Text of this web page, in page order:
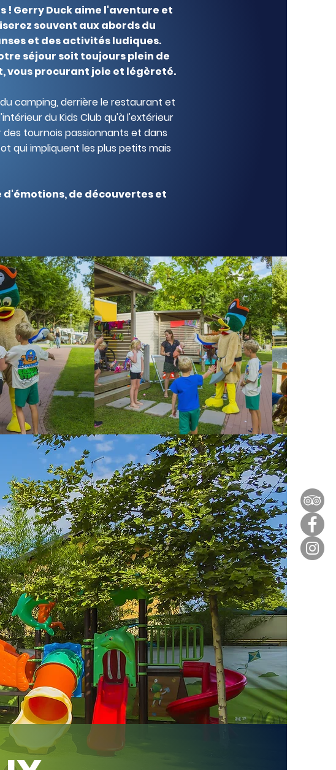
! Gerry Duck aime l'aventure et
souvent aux abords du
et des activités ludiques.
séjour soit toujours plein de
vous procurant joie et légèreté.
camping, derrière le restaurant et
du Kids Club qu'à l'extérieur
tournois passionnants et dans
qui impliquent les plus petits mais
d'émotions, de découvertes et